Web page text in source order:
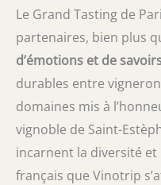
Le Grand Tasting de
partenaires, bien plus
d’émotions et de
durables entre
domaines mis à
vignoble de Saint-
incarnent la diversité et
français que Vinotrip